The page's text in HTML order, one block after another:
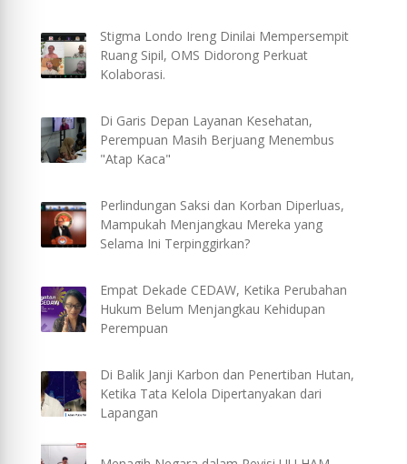
Stigma Londo Ireng Dinilai Mempersempit
Ruang Sipil, OMS Didorong Perkuat
Kolaborasi.
Di Garis Depan Layanan Kesehatan,
Perempuan Masih Berjuang Menembus
"Atap Kaca"
Perlindungan Saksi dan Korban Diperluas,
Mampukah Menjangkau Mereka yang
Selama Ini Terpinggirkan?
Empat Dekade CEDAW, Ketika Perubahan
Hukum Belum Menjangkau Kehidupan
Perempuan
Di Balik Janji Karbon dan Penertiban Hutan,
Ketika Tata Kelola Dipertanyakan dari
Lapangan